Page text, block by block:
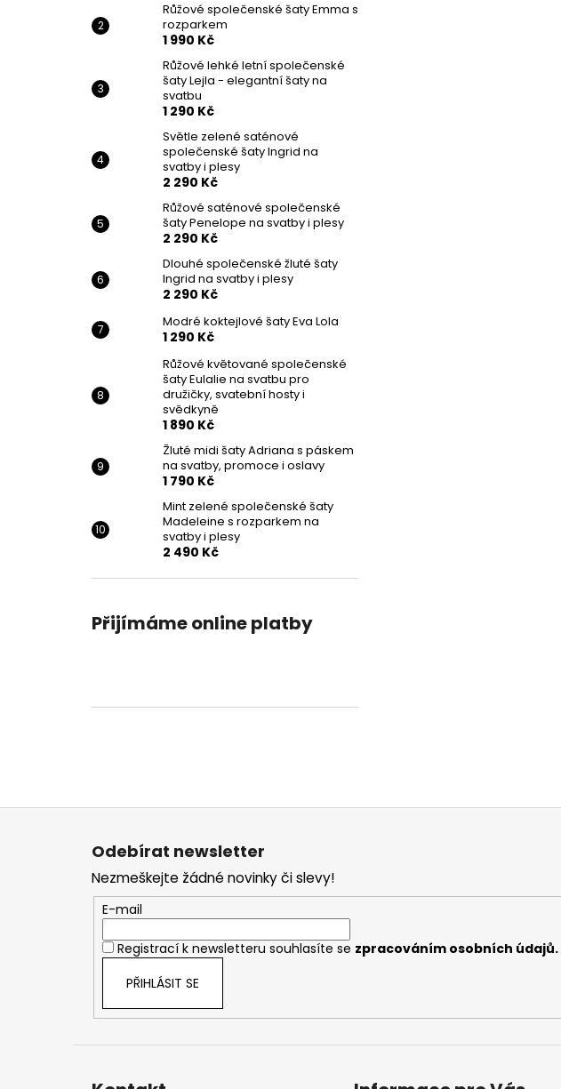
Růžové společenské šaty Emma s
rozparkem
1 990 Kč
Růžové lehké letní společenské
šaty Lejla - elegantní šaty na
svatbu
1 290 Kč
Světle zelené saténové
společenské šaty Ingrid na
svatby i plesy
2 290 Kč
Růžové saténové společenské
šaty Penelope na svatby i plesy
2 290 Kč
Dlouhé společenské žluté šaty
Ingrid na svatby i plesy
2 290 Kč
Modré koktejlové šaty Eva Lola
1 290 Kč
Růžové květované společenské
šaty Eulalie na svatbu pro
družičky, svatební hosty i
svědkyně
1 890 Kč
Žluté midi šaty Adriana s páskem
na svatby, promoce i oslavy
1 790 Kč
Mint zelené společenské šaty
Madeleine s rozparkem na
svatby i plesy
2 490 Kč
Přijímáme online platby
Z
Odebírat newsletter
Nezmeškejte žádné novinky či slevy!
E-mail
Registrací k newsletteru souhlasíte se zpracováním osobních údajů.
PŘIHLÁSIT SE